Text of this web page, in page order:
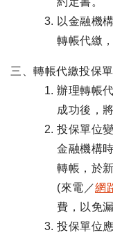
以金融機
轉帳代繳
三、轉帳代繳投保
辦理轉帳
成功後，
投保單位
金融機構
轉帳，於
(來電／網
費，以免
投保單位